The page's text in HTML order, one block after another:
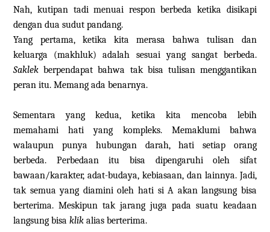
Nah, kutipan tadi menuai respon berbeda ketika disikapi
dengan dua sudut pandang.
Yang pertama, ketika kita merasa bahwa tulisan dan
keluarga (makhluk) adalah sesuai yang sangat berbeda.
Saklek berpendapat bahwa tak bisa tulisan menggantikan
peran itu. Memang ada benarnya.
Sementara yang kedua, ketika kita mencoba lebih
memahami hati yang kompleks. Memaklumi bahwa
walaupun punya hubungan darah, hati setiap orang
berbeda. Perbedaan itu bisa dipengaruhi oleh sifat
bawaan/karakter, adat-budaya, kebiasaan, dan lainnya. Jadi,
tak semua yang diamini oleh hati si A akan langsung bisa
berterima. Meskipun tak jarang juga pada suatu keadaan
langsung bisaklik alias berterima.